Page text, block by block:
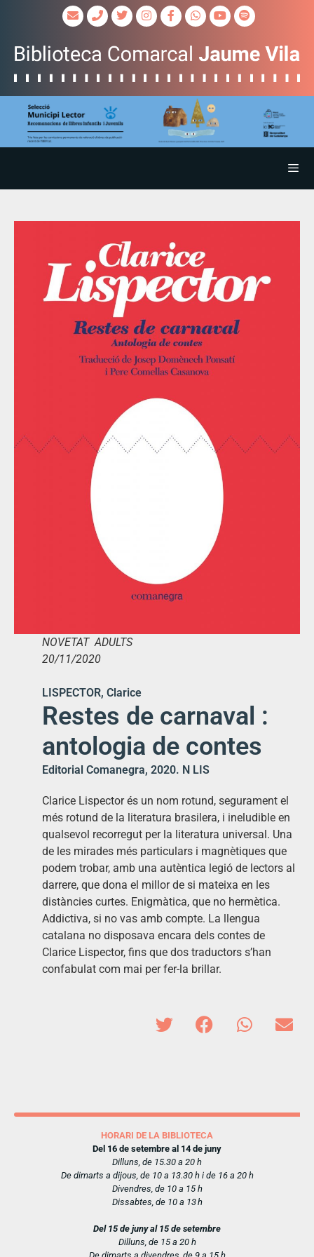
NOVETAT ADULTS
20/11/2020
LISPECTOR, Clarice
Restes de carnaval :
antologia de contes
Editorial Comanegra, 2020. N LIS
Clarice Lispector és un nom rotund, segurament el
més rotund de la literatura brasilera, i ineludible en
qualsevol recorregut per la literatura universal. Una
de les mirades més particulars i magnètiques que
podem trobar, amb una autèntica legió de lectors al
darrere, que dona el millor de si mateixa en les
distàncies curtes. Enigmàtica, que no hermètica.
Addictiva, si no vas amb compte. La llengua
catalana no disposava encara dels contes de
Clarice Lispector, fins que dos traductors s’han
confabulat com mai per fer-la brillar.
HORARI DE LA BIBLIOTECA
Del 16 de setembre al 14 de juny
Dilluns, de 15.30 a 20 h
De dimarts a dijous, de 10 a 13.30 h i de 16 a 20 h
Divendres, de 10 a 15 h
Dissabtes, de 10 a 13 h
Del 15 de juny al 15 de setembre
Dilluns, de 15 a 20 h